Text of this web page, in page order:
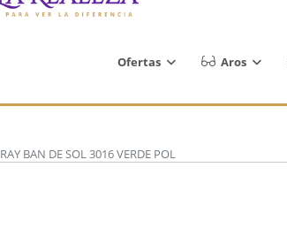
Ofertas Aros
RAY BAN DE SOL 3016 VERDE POL